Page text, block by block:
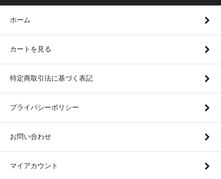
ホーム
カートを見る
特定商取引法に基づく表記
プライバシーポリシー
お問い合わせ
マイアカウント